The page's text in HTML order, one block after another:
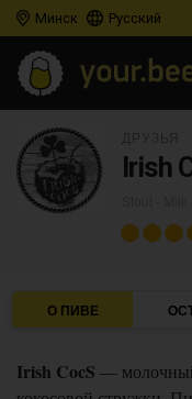
Минск Русский
Irish
О ПИВЕ
Irish CocS —